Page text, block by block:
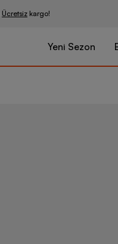
Ücretsiz kargo!
Yeni Sezon